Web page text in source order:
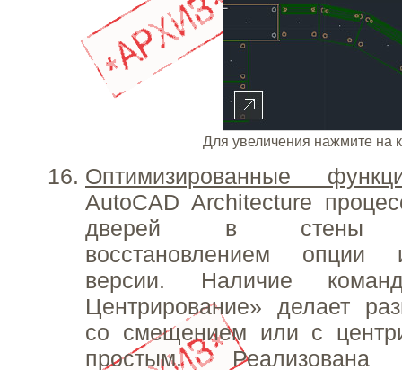
Для увеличения нажмите на
Оптимизированные
AutoCAD Architecture
дверей в стены
восстановлением
версии. Наличие
Центрирование» делает
со смещением или с
простым. Реализована